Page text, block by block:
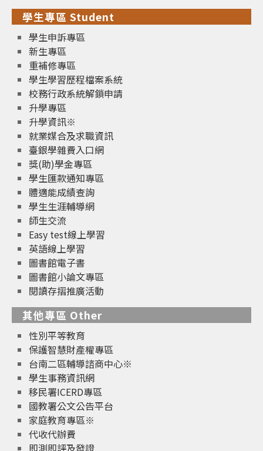
學生專區 Student
學生申訴專區
新生專區
重補修專區
學生學習歷程檔案系統
校務行政系統解鎖申請
升學專區
升學資訊※
就業媒合及求職資訊
臺銀學雜費入口網
獎(助)學金專區
學生匯款通知專區
體適能成績查詢
學生生涯輔導網
師生交流
Easy test線上學習
英語線上學習
圖書館電子書
圖書館小論文專區
閱讀存摺推廣活動
其他專區 Other
性別平等教育
保護智慧財產權專區
台南二區輔導諮商中心※
學生事務資訊網
移民署ICERD專區
國教署公文公告平台
家庭教育專區※
代收代辦費
即測即評及發證